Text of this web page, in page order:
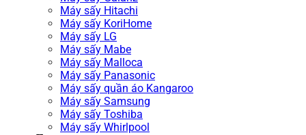
Máy sấy Hitachi
Máy sấy KoriHome
Máy sấy LG
Máy sấy Mabe
Máy sấy Malloca
Máy sấy Panasonic
Máy sấy quần áo Kangaroo
Máy sấy Samsung
Máy sấy Toshiba
Máy sấy Whirlpool